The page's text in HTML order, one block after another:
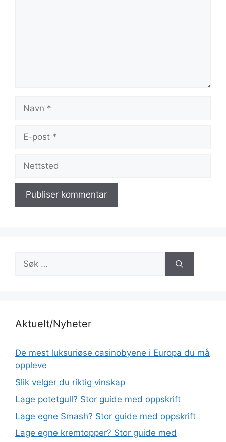
Navn
Nettsted
Søk
etter:
Aktuelt/Nyheter
De mest luksuriøse casinobyene i Europa du må
oppleve
Slik velger du riktig vinskap
Lage potetgull? Stor guide med oppskrift
Lage egne Smash? Stor guide med oppskrift
Lage egne kremtopper? Stor guide med